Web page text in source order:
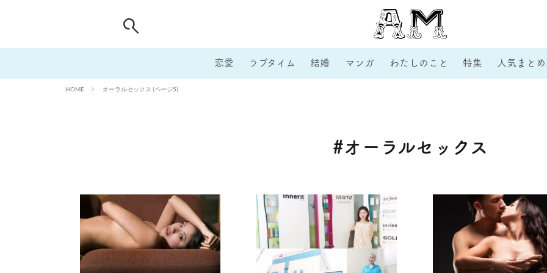
恋愛 ラブタイム 結婚 マンガ わたしのこと 特集 人気まとめ
HOME オーラルセックス (ページ5)
#オーラルセックス